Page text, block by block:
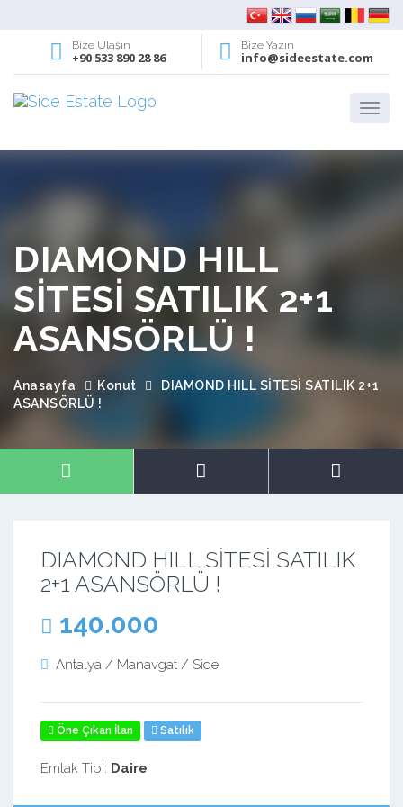
Bize Ulaşın
+90 533 890 28 86
Bize Yazın
info@sideestate.com
DIAMOND HILL
SİTESİ SATILIK 2+1
ASANSÖRLÜ !
Anasayfa Konut
DIAMOND HILL SİTESİ SATILIK 2+1
ASANSÖRLÜ !
DIAMOND HILL SİTESİ SATILIK
2+1 ASANSÖRLÜ !
140.000
Antalya / Manavgat / Side
Öne Çıkan İlan Satılık
Emlak Tipi: Daire